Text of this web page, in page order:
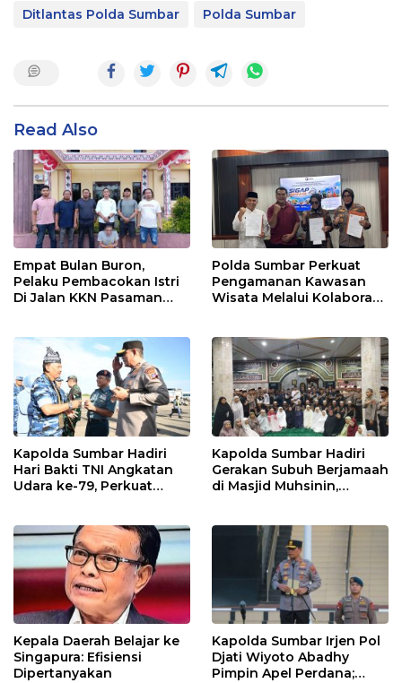
Ditlantas Polda Sumbar Polda Sumbar
Read Also
Empat Bulan Buron,
Pelaku Pembacokan Istri
Di Jalan KKN Pasaman
Pasbar Di Provinsi
Sumatera Utara
Polda Sumbar Perkuat
Pengamanan Kawasan
Wisata Melalui Kolaborasi
Kapolda Sumbar Hadiri
Hari Bakti TNI Angkatan
Udara ke-79, Perkuat
Kapolda Sumbar Hadiri
Gerakan Subuh Berjamaah
di Masjid Muhsinin,
Kepala Daerah Belajar ke
Singapura: Efisiensi
Dipertanyakan
Kapolda Sumbar Irjen Pol
Djati Wiyoto Abadhy
Pimpin Apel Perdana;